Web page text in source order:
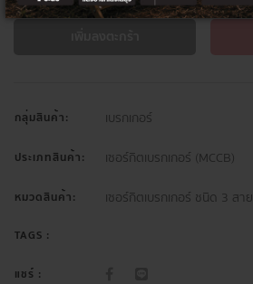
กลุ่มสินค้า: เบรกเกอร์
ประเภทสินค้า: เซอร์กิตเบรกเกอร์ (MCCB)
หมวดสินค้า: เซอร์กิตเบรกเกอร์ ชนิด 3 สาย
TAGS :
แชร์ :